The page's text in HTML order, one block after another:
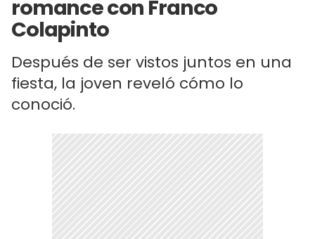
romance con Franco
Colapinto
Después de ser vistos juntos en una
fiesta, la joven reveló cómo lo
conoció.